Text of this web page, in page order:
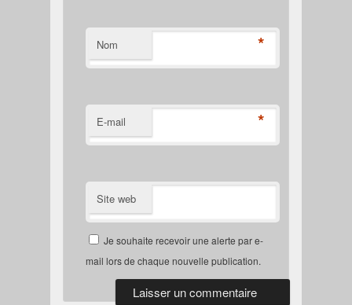
Nom *
E-mail *
Site web
Je souhaite recevoir une alerte par e-
mail lors de chaque nouvelle publication.